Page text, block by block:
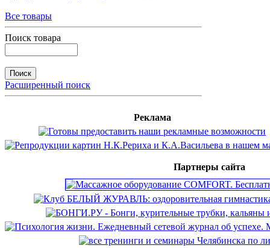
Все товары
Поиск товара
Расширенный поиск
Реклама
Партнеры сайта